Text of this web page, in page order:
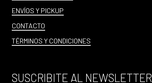
ENVÍOS Y PICKUP
CONTACTO
TÉRMINOS Y CONDICIONES
SUSCRIBITE AL NEWSLETTER